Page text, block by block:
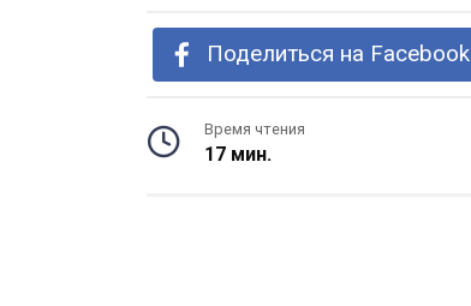
Поделиться на Facebook
Время чтения
17 мин.